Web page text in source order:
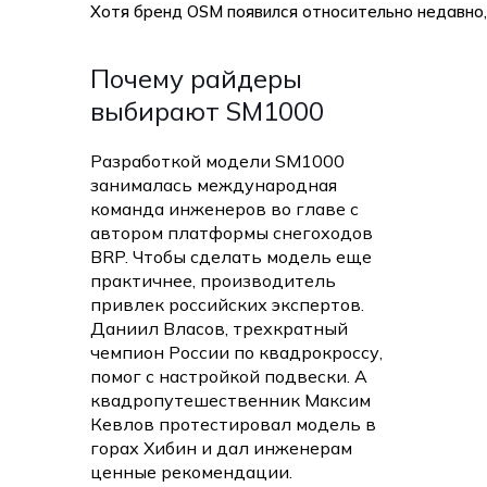
Хотя бренд OSM появился относительно
Почему райдеры
выбирают SM1000
Разработкой модели SM1000
занималась международная
команда инженеров во главе с
автором платформы снегоходов
BRP. Чтобы сделать модель еще
практичнее, производитель
привлек российских экспертов.
Даниил Власов, трехкратный
чемпион России по квадрокроссу,
помог с настройкой подвески. А
квадропутешественник Максим
Кевлов протестировал модель в
горах Хибин и дал инженерам
ценные рекомендации.